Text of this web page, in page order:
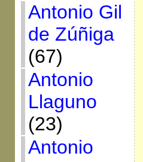
Antonio Gil
de Zúñiga
(67)
Antonio
Llaguno
(23)
Antonio